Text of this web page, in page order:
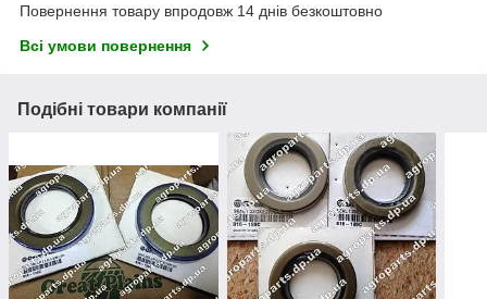
Повернення товару впродовж 14 днів безкоштовно
Всі умови повернення
Подібні товари компанії